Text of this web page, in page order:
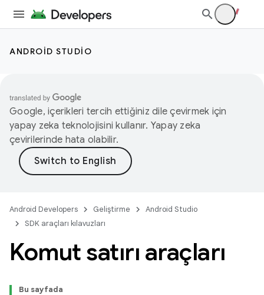
ANDROID STUDIO
Google, içerikleri tercih ettiğiniz dile çevirmek için
yapay zeka teknolojisini kullanır. Yapay zeka
çevirilerinde hata olabilir.
Android Developers Geliştirme
Android Studio
SDK araçları kılavuzları
Komut satırı araçları
Bu sayfada